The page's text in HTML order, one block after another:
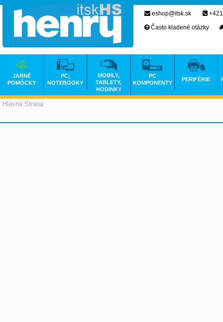
Hlavná Strana
eshop@itsk.sk
Často kladené otázky
JARNÉ
POMÔCKY
PC,
NOTEBOOKY
MOBILY,
TABLETY,
HODINKY
PC
KOMPONENTY
PERIFÉRIE